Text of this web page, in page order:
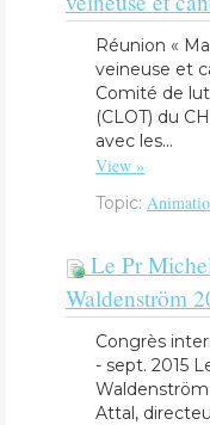
Réunion «
veineuse et
Comité de
(CLOT) du
avec les...
View »
Topic:
Le Pr
Waldenström
Congrès
- sept. 2015
Attal,